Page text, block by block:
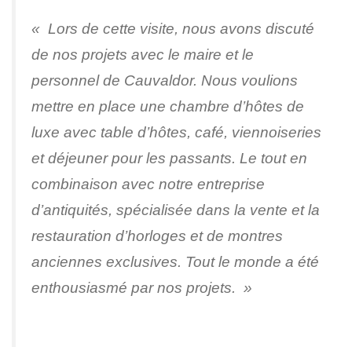
« Lors de cette visite, nous avons discuté
de nos projets avec le maire et le
personnel de Cauvaldor. Nous voulions
mettre en place une chambre d’hôtes de
luxe avec table d’hôtes, café, viennoiseries
et déjeuner pour les passants. Le tout en
combinaison avec notre entreprise
d’antiquités, spécialisée dans la vente et la
restauration d’horloges et de montres
anciennes exclusives. Tout le monde a été
enthousiasmé par nos projets. »